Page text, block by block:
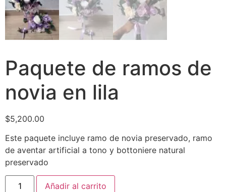
Paquete de ramos de
novia en lila
$5,200.00
Este paquete incluye ramo de novia preservado, ramo
de aventar artificial a tono y bottoniere natural
preservado
Añadir al carrito